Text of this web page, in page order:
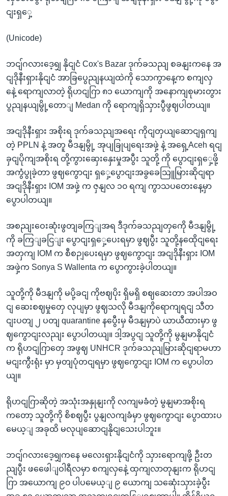
ငျးရှှေ့
(Unicode)
ဘငျ်ဂလားဒေ့ရျှ နိုငျငံ Cox's Bazar ဒုက်ခသညျ စခနျးကနေ အ
ငျဒိုနီးရှားနိုငျငံ အာခြပွေညျနယျထဲကို သောကွာနေ့က စကျလှ
နေဲ့ ရောကျလာတဲ့ ရိုဟငျဂြာ ၈၁ ယောကျကို အနောကျစုမားတွား
ပွညျနယျမွို့တောျ Medan ကို ရောကျရှိသှားပွီဖွဈပါတယျ။
အငျဒိုနီးရှား အစိုးရ ဒုက်ခသညျအရေး ကိုငျတှယျဆောငျရှကျ
တဲ့ PPLN နဲ့ အတူ မီဒနျမွို့ အုပျခြုပျရေးအဖှဲ့ နဲ့ အရှေ့Aceh ရငျ
ခှငျပိုကျအစိုးရ တို့ကွားဆှေးနှေးမှုအပွီး သူတို့ ကို ပွောငျးရှှေ့ဖို့
အကွံပွုခဲ့တာ ဖွဈကွောငျး ရှှေ့ပွောငျးအခွခေသြူမြားဆိုငျရာ
အငျဒိုနီးရှား IOM အဖှဲ့ က ဇှနျလ ၁၀ ရကျ ကွာသပတေးနေ့မှာ
ပွောပါတယျ။
အစညျးဝေးဆုံးဖွတျခကြျအရ ဒီဒုက်ခသညျတှကေို မီဒနျမွို့
ကို ခကြျခငြျး ပွောငျးရှှေ့ပေးရမှာ ဖွဈပွီး သူတို့နထေိုငျရေး
အတှကျ IOM က စီစဉျပေးရမှာ ဖွဈကွောငျး အငျဒိုနီးရှား IOM
အဖှဲ့က Sonya S Wallenta က ပွောကွားခဲ့ပါတယျ။
သူတို့ကို မီဒနျကို မပို့ခငျ ကိုဗဈပိုး ရှိမရှိ စဈဆေးတာ အပါအဝ
ငျ ဆေးစဈမှုတှေ လုပျမှာ ဖွဈသလို မီဒနျကိုရောကျရငျ သီတ
ငျးပတျ ၂ ပတျ quarantine နပွေီးမှ မီဒနျမှာပဲ ယာယီထားမှာ ဖွ
ဈကွောငျးလညျး ပွောပါတယျ။ ဒါ့အပွငျ သူတို့ကို မွနျမာနိုငျငံ
က ရိုဟငျဂြာတှေ အဖွဈ UNHCR ဒုက်ခသညျမြားဆိုငျရာမဟာ
မငျးကွီးရုံး မှာ မှတျပုံတငျရမှာ ဖွဈကွောငျး IOM က ပွောပါတ
ယျ။
ရိုဟငျဂြာဆိုတဲ့ အသုံးအနှုနျးကို လကျမခံတဲ့ မွနျမာအစိုးရ
ကတော့ သူတို့ကို စိစဈပွီး ပွနျလကျခံမှာ ဖွဈကွောငျး ပွောထားပ
မေယ့ျ အခုထိ မလုပျဆောငျနိုငျသေးပါဘူး။
ဘငျ်ဂလားဒေ့ရျှကနေ မလေးရှားနိုငျငံကို သှားရောကျဖို့ ဦးတ
ညျပွီး ဖဖေေါျဝါရီလမှာ စကျလှနေဲ့ ထှကျလာတုနျးက ရိုဟငျ
ဂြာ အယောကျ ၉၀ ပါပမေယ့ျ ၉ ယောကျ သဆေုံးသှားခဲ့ပွီး